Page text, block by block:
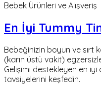
Bebek Ürünleri ve Alışveriş
En İyi Tummy
Bebeğinizin boyun ve sırt
(karın üstü vakit)
Gelişimi destekleyen en iyi
tavsiyelerini keşfedin.